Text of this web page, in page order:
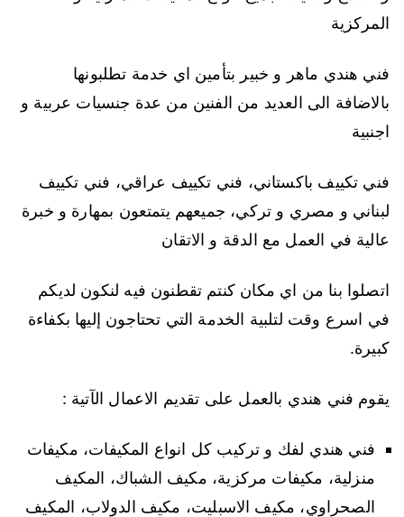
المركزية
فني هندي ماهر و خبير بتأمين اي خدمة تطلبونها
بالاضافة الى العديد من الفنين من عدة جنسيات عربية و
اجنبية
فني تكييف باكستاني، فني تكييف عراقي، فني تكييف
لبناني و مصري و تركي، جميعهم يتمتعون بمهارة و خبرة
عالية في العمل مع الدقة و الاتقان
اتصلوا بنا من اي مكان كنتم تقطنون فيه لنكون لديكم
في اسرع وقت لتلبية الخدمة التي تحتاجون إليها بكفاءة
كبيرة.
يقوم فني هندي بالعمل على تقديم الاعمال الآتية :
فني هندي لفك و تركيب كل انواع المكيفات، مكيفات
منزلية، مكيفات مركزية، مكيف الشباك، المكيف
الصحراوي، مكيف الاسبليت، مكيف الدولاب، المكيف